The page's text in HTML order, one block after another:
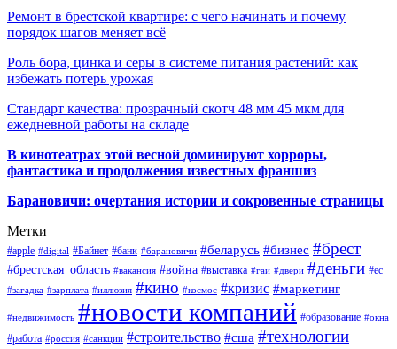
Ремонт в брестской квартире: с чего начинать и почему
порядок шагов меняет всё
Роль бора, цинка и серы в системе питания растений: как
избежать потерь урожая
Стандарт качества: прозрачный скотч 48 мм 45 мкм для
ежедневной работы на складе
В кинотеатрах этой весной доминируют хорроры,
фантастика и продолжения известных франшиз
Барановичи: очертания истории и сокровенные страницы
Метки
#apple #digital #Байнет #банк #барановичи #беларусь #бизнес #брест
#брестская_область #вакансия #война #выставка #гаи #двери #деньги #ес
#загадка #зарплата #иллюзия #кино #космос #кризис #маркетинг
#недвижимость #новости компаний #образование #окна
#работа #россия #санкции #строительство #сша #технологии